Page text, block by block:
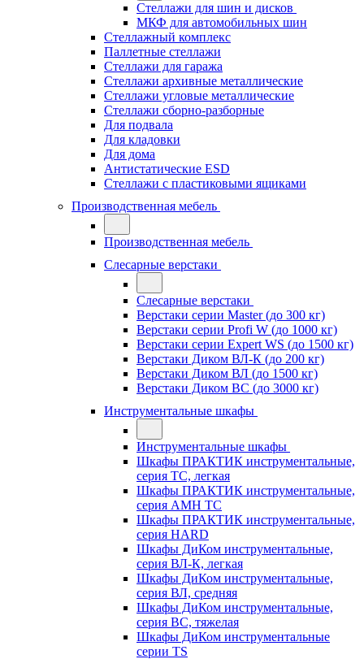
Стеллажи для шин и дисков
МКФ для автомобильных шин
Стеллажный комплекс
Паллетные стеллажи
Стеллажи для гаража
Стеллажи архивные металлические
Стеллажи угловые металлические
Стеллажи сборно-разборные
Для подвала
Для кладовки
Для дома
Антистатические ESD
Стеллажи с пластиковыми ящиками
Производственная мебель
Производственная мебель
Слесарные верстаки
Слесарные верстаки
Верстаки серии Master (до 300 кг)
Верстаки серии Profi W (до 1000 кг)
Верстаки серии Expert WS (до 1500 кг)
Верстаки Диком ВЛ-К (до 200 кг)
Верстаки Диком ВЛ (до 1500 кг)
Верстаки Диком ВС (до 3000 кг)
Инструментальные шкафы
Инструментальные шкафы
Шкафы ПРАКТИК инструментальные,
серия TC, легкая
Шкафы ПРАКТИК инструментальные,
серия AMH TC
Шкафы ПРАКТИК инструментальные,
серия HARD
Шкафы ДиКом инструментальные,
cерия ВЛ-К, легкая
Шкафы ДиКом инструментальные,
серия ВЛ, средняя
Шкафы ДиКом инструментальные,
серия ВС, тяжелая
Шкафы ДиКом инструментальные
серии TS